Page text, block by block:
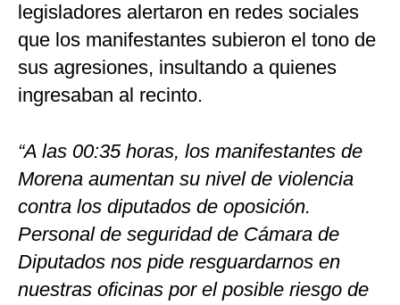
legisladores alertaron en redes sociales
que los manifestantes subieron el tono de
sus agresiones, insultando a quienes
ingresaban al recinto.
“A las 00:35 horas, los manifestantes de
Morena aumentan su nivel de violencia
contra los diputados de oposición.
Personal de seguridad de Cámara de
Diputados nos pide resguardarnos en
nuestras oficinas por el posible riesgo de